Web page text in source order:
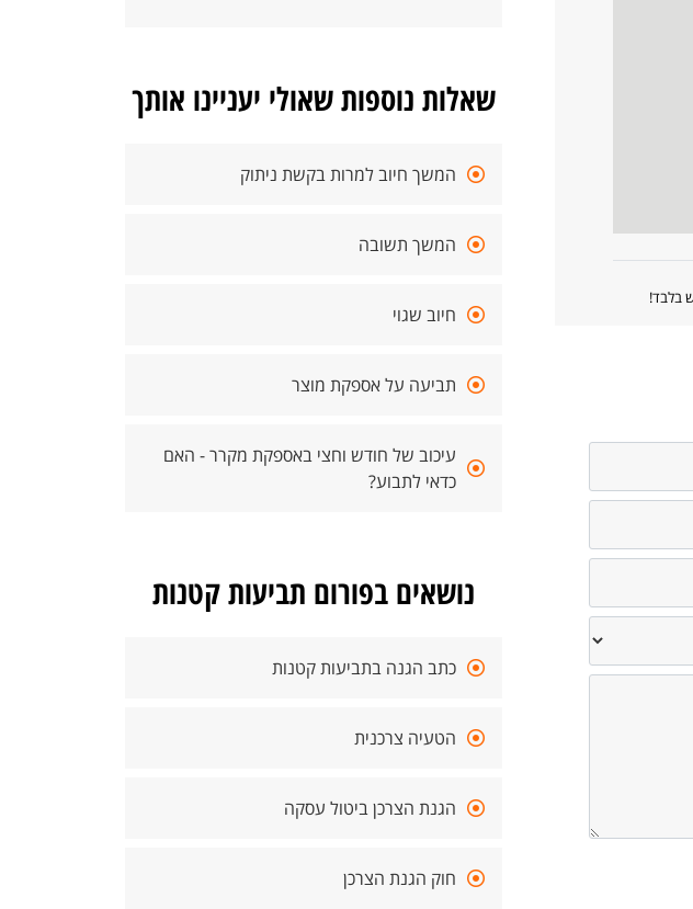
בלבד!
שאלות נוספות שאולי יעניינו אותך
המשך חיוב למרות בקשת ניתוק
המשך תשובה
חיוב שגוי
תביעה על אספקת מוצר
עיכוב של חודש וחצי באספקת מקרר - האם
כדאי לתבוע?
נושאים בפורום תביעות קטנות
כתב הגנה בתביעות קטנות
הטעיה צרכנית
הגנת הצרכן ביטול עסקה
חוק הגנת הצרכן